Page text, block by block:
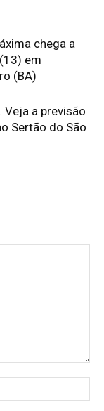
chega a
em
(BA)
Veja a previsão
Sertão do São